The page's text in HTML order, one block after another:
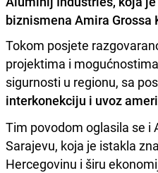
biznismena Amira Grossa
Tokom posjete
projektima i
sigurnosti u regionu, sa
interkonekciju i uvoz
Tim povodom oglasila se i
Sarajevu, koja je istakla
Hercegovinu i širu